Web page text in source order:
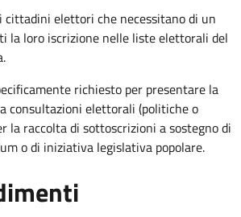
cittadini elettori che necessitano di un
la loro iscrizione nelle liste elettorali del
richiesto per presentare la
consultazioni elettorali (politiche o
la raccolta di sottoscrizioni a sostegno di
o di iniziativa legislativa popolare.